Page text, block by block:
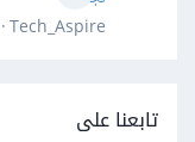
Tech_Aspire · نشر
تابعنا على